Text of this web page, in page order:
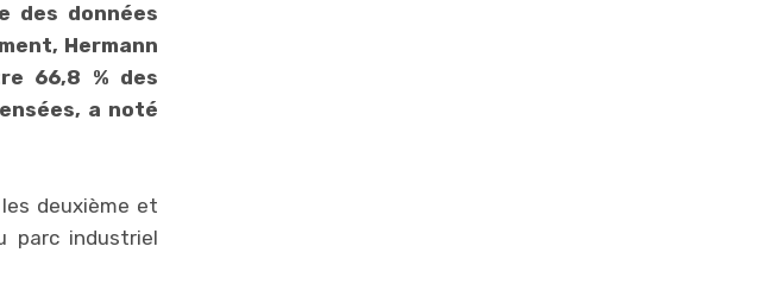
des données
Hermann
66,8 % des
a noté
les deuxième et
parc industriel